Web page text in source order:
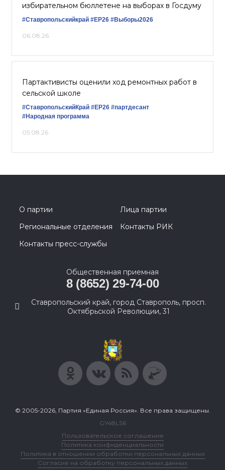
избирательном бюллетене на выборах в Госдуму
#Ставропольскийкрай #ЕР26 #Выборы2026
06.08.26
Партактивисты оценили ход ремонтных работ в
сельской школе
#СтавропольскийКрай #ЕР26 #партдесант
#Народная программа
05.08.26
О партии
Лица партии
Региональные отделения
Контакты РИК
Контакты пресс-службы
Общественная приемная
8 (8652) 29-74-00
Ставропольский край, город Ставрополь, просп.
Октябрьской Революции, 31
© 2005-2026, Партия «Единая Россия». Все права защищены.
GY48LS6
Пользовательское соглашение
Политика конфиденциальности
Политика в отношении обработки персональных данных
Согласие на обработку персональных данных